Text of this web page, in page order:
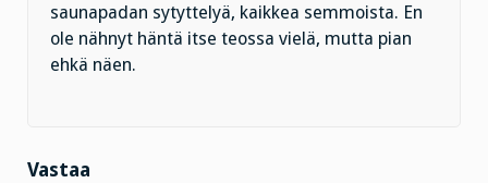
saunapadan sytyttelyä, kaikkea semmoista. En
ole nähnyt häntä itse teossa vielä, mutta pian
ehkä näen.
Vastaa